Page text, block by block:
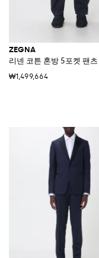
ZEGNA
리넨 코튼 혼방 5포켓 팬츠
₩1,499,664